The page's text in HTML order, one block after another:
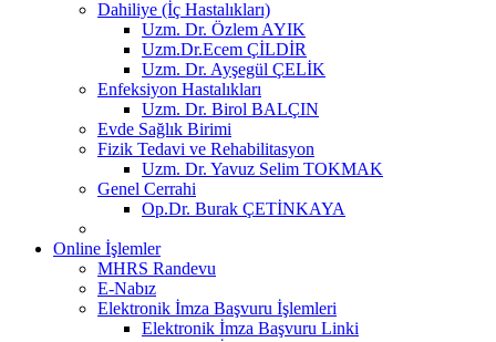
Dahiliye (İç Hastalıkları)
Uzm. Dr. Özlem AYIK
Uzm.Dr.Ecem ÇİLDİR
Uzm. Dr. Ayşegül ÇELİK
Enfeksiyon Hastalıkları
Uzm. Dr. Birol BALÇIN
Evde Sağlık Birimi
Fizik Tedavi ve Rehabilitasyon
Uzm. Dr. Yavuz Selim TOKMAK
Genel Cerrahi
Op.Dr. Burak ÇETİNKAYA
Online İşlemler
MHRS Randevu
E-Nabız
Elektronik İmza Başvuru İşlemleri
Elektronik İmza Başvuru Linki